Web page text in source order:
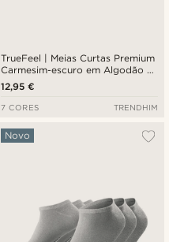
TrueFeel | Meias Curtas Premium
Carmesim-escuro em Algodão -
Lote de 3
12,95 €
7 CORES TRENDHIM
Novo